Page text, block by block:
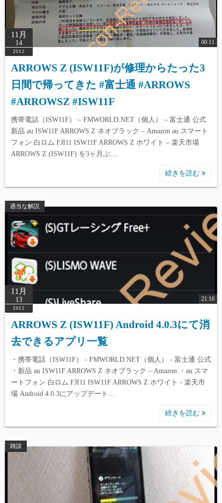
11月
14
2012
00:11
ARROWS Z (ISW11F)が修理からたった3
日間で帰ってきた #富士通 #ARROWS
#ARROWSZ #ISW11F
携帯電話（ISW11F） – FMWORLD.NET（個人） – 富士通 公式
新品 au ISW11F ARROWS Z ネオブラック – Amazon au スマート
フォン 白ロム FJI11 ISW11F ARROWS Z ホワイト – 楽天市場
ARROWS Z (ISW11F) を3ヶ月ぶ…
続きを読む
適当な解説
11月
13
2012
21:16
ARROWS Z (ISW11F) Android 4.0.3にて消
去できるアプリ一覧
・携帯電話（ISW11F） - FMWORLD.NET（個人） - 富士通 公式
・新品 au ISW11F ARROWS Z ネオブラック – Amazon ・au スマ
ートフォン 白ロム FJI11 ISW11F ARROWS Z ホワイト - 楽天市
場 Android 4.0.3にアップデート…
続きを読む
雑談